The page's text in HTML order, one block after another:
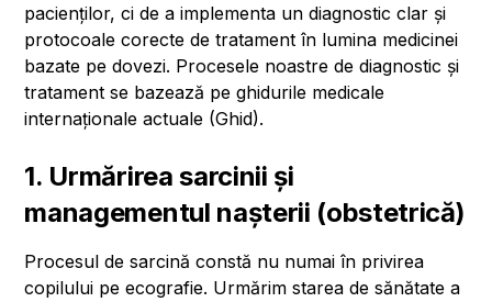
pacienților, ci de a implementa un diagnostic clar și
protocoale corecte de tratament în lumina medicinei
bazate pe dovezi. Procesele noastre de diagnostic și
tratament se bazează pe ghidurile medicale
internaționale actuale (Ghid).
1. Urmărirea sarcinii și
managementul nașterii (obstetrică)
Procesul de sarcină constă nu numai în privirea
copilului pe ecografie. Urmărim starea de sănătate a